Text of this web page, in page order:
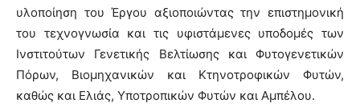
υλοποίηση του Έργου αξιοποιώντας την επιστημονική
του τεχνογνωσία και τις υφιστάμενες υποδομές των
Ινστιτούτων Γενετικής Βελτίωσης και Φυτογενετικών
Πόρων, Βιομηχανικών και Κτηνοτροφικών Φυτών,
καθώς και Ελιάς, Υποτροπικών Φυτών και Αμπέλου.